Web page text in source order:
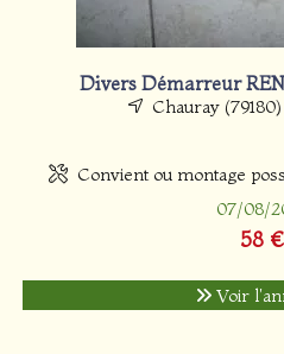
Divers Démarreur
Chauray
Convient ou montage
07/08/
58 €
Voir